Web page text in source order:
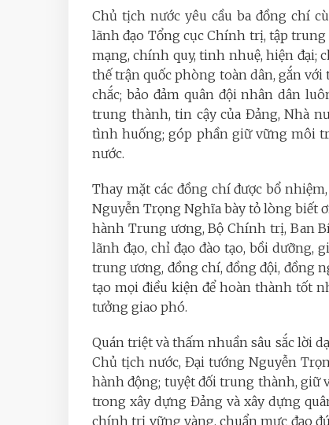
Chủ tịch nước yêu cầu ba đồng chí
lãnh đạo Tổng cục Chính trị, tập
mạng, chính quy, tinh nhuệ, hiện đại;
thế trận quốc phòng toàn dân, gắn
chắc; bảo đảm quân đội nhân dân
trung thành, tin cậy của Đảng, Nhà
tình huống; góp phần giữ vững môi
nước.
Thay mặt các đồng chí được bổ
Nguyễn Trọng Nghĩa bày tỏ lòng biết
hành Trung ương, Bộ Chính trị, Ban
lãnh đạo, chỉ đạo đào tạo, bồi dưỡng,
trung ương, đồng chí, đồng đội, đồng
tạo mọi điều kiện để hoàn thành tốt
tưởng giao phó.
Quán triệt và thấm nhuần sâu sắc lời
Chủ tịch nước, Đại tướng Nguyễn
hành động; tuyệt đối trung thành,
trong xây dựng Đảng và xây dựng
chính trị vững vàng, chuẩn mực đạo